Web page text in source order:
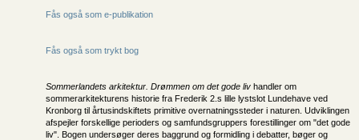
Fås også som e-publikation
Fås også som trykt bog
Sommerlandets arkitektur. Drømmen om det gode liv handler om
sommerarkitekturens historie fra Frederik 2.s lille lystslot Lundehave ved
Kronborg til årtusindskiftets primitive overnatningssteder i naturen. Udviklingen
afspejler forskellige perioders og samfundsgruppers forestillinger om "det gode
liv". Bogen undersøger deres baggrund og formidling i debatter, bøger og